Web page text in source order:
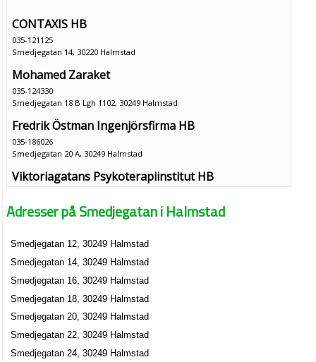
CONTAXIS HB
035-121125
Smedjegatan 14, 30220 Halmstad
Mohamed Zaraket
035-124330
Smedjegatan 18 B Lgh 1102, 30249 Halmstad
Fredrik Östman Ingenjörsfirma HB
035-186026
Smedjegatan 20 A, 30249 Halmstad
Viktoriagatans Psykoterapiinstitut HB
Smedjegatan 34, 30245 Halmstad
Adresser på Smedjegatan i Halmstad
Smedjegatan 12, 30249 Halmstad
Smedjegatan 14, 30249 Halmstad
Smedjegatan 16, 30249 Halmstad
Smedjegatan 18, 30249 Halmstad
Smedjegatan 20, 30249 Halmstad
Smedjegatan 22, 30249 Halmstad
Smedjegatan 24, 30249 Halmstad